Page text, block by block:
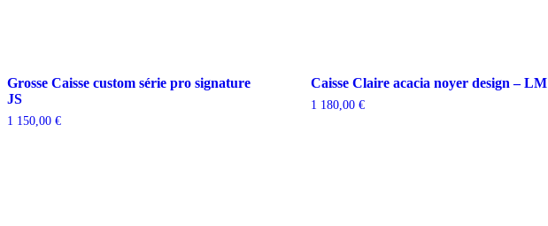
Grosse Caisse custom série pro signature
JS
1 150,00 €
Caisse Claire acacia noyer design – LM
1 180,00€